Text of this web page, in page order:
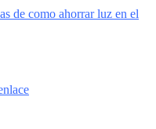
de como ahorrar luz en el